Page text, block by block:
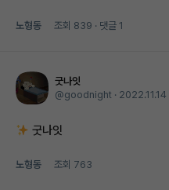
노형동 조회 839 · 댓글 1
굿나잇
@goodnight · 2022.11.14
굿나잇
노형동 조회 763